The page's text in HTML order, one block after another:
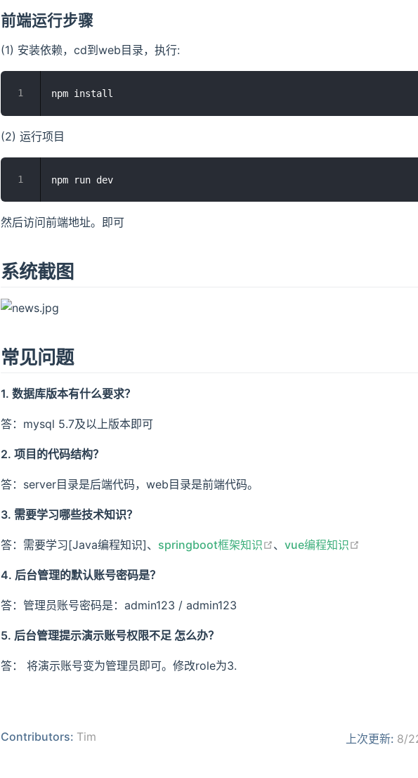
前端运行步骤
(1) 安装依赖，cd到web目录，执行:
(2) 运行项目
然后访问前端地址。即可
系统截图
常见问题
1. 数据库版本有什么要求？
答：mysql 5.7及以上版本即可
2. 项目的代码结构？
答：server目录是后端代码，web目录是前端代码。
3. 需要学习哪些技术知识？
答：需要学习[Java编程知识]、 springboot框架知识 open in new window
、 vue编程知识
4. 后台管理的默认账号密码是？
答：管理员账号密码是：admin123 / admin123
5. 后台管理提示演示账号权限不足 怎么办？
答： 将演示账号变为管理员即可。修改role为3.
上次更新: 8/
Contributors: Tim